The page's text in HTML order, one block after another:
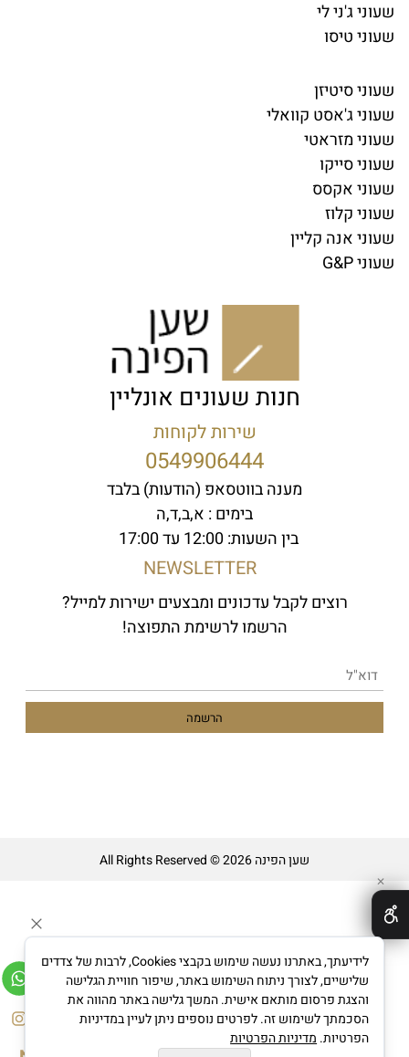
שעוני ג'ני לי
שעוני טיסו
שעוני סיטיזן
שעוני ג'אסט קוואלי
שעוני מזראטי
שעוני סייקו
שעוני אקסס
שעוני קלוז
שעוני אנה קליין
שעוני G&P
חנות שעונים אונליין
שירות לקוחות
0549906444
מענה בווטסאפ (הודעות) בלבד
בימים : א,ב,ד,ה
בין השעות: 12:00 עד 17:00
NEWSLETTER
רוצים לקבל עדכונים ומבצעים ישירות למייל?
הרשמו לרשימת התפוצה!
שען הפינה All Rights Reserved © 2026
בניית אתרים
✕
לידיעתך, באתרנו נעשה שימוש בקבצי Cookies, לרבות של צדדים
שלישיים, לצורך ניתוח השימוש באתר, שיפור חוויית הגלישה
והצגת פרסום מותאם אישית. המשך גלישה באתר מהווה את
הסכמתך לשימוש זה. לפרטים נוספים ניתן לעיין במדיניות
הפרטיות. מדיניות הפרטיות